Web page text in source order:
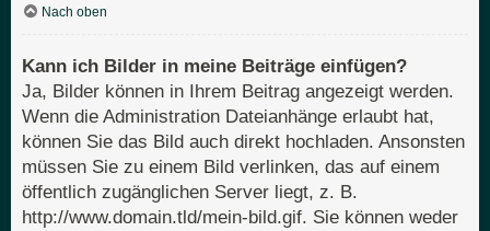
Nach oben
Kann ich Bilder in meine Beiträge einfügen?
Ja, Bilder können in Ihrem Beitrag angezeigt werden.
Wenn die Administration Dateianhänge erlaubt hat,
können Sie das Bild auch direkt hochladen. Ansonsten
müssen Sie zu einem Bild verlinken, das auf einem
öffentlich zugänglichen Server liegt, z. B.
http://www.domain.tld/mein-bild.gif. Sie können weder